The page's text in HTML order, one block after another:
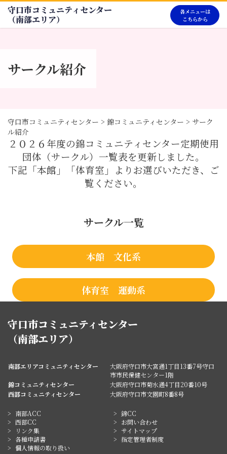
守口市コミュニティセンター
（南部エリア）
各メニューは
こちらから
サークル紹介
守口市コミュニティセンター > 錦コミュニティセンター > サーク
ル紹介
２０２６年度の錦コミュニティセンター定期使用
団体（サークル）一覧表を更新しました。
下記「本館」「体育室」よりお選びいただき、ご
覧ください。
サークル一覧
本館 文化系
体育室 運動系
守口市コミュニティセンター
（南部エリア）
南部エリアコミュニティセンター
大阪府守口市大宮通1丁目13番7号守口
市市民保健センター1階
錦コミュニティセンター
大阪府守口市菊水通4丁目20番10号
西部コミュニティセンター
大阪府守口市文園町8番8号
南部ACC
錦CC
西部CC
お問い合わせ
リンク集
サイトマップ
各種申請書
指定管理者制度
個人情報の取り扱い